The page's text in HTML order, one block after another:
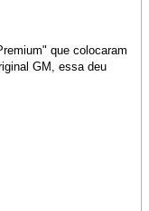
que colocaram
GM, essa deu